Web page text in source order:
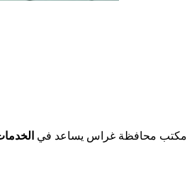
مكتب محافظة غراس يساعد في